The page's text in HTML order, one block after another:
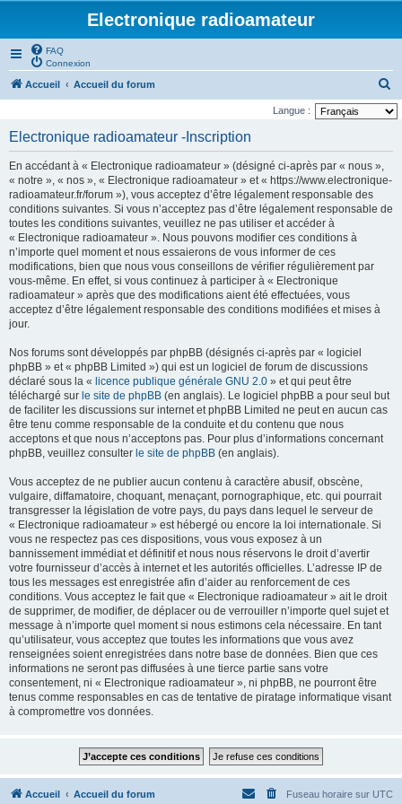
Electronique radioamateur
FAQ
Connexion
Accueil Accueil du forum
e
Langue :
Electronique radioamateur -Inscription
En accédant à « Electronique radioamateur » (désigné ci-après par « nous »,
« notre », « nos », « Electronique radioamateur » et « https://www.electronique-
radioamateur.fr/forum »), vous acceptez d’être légalement responsable des
conditions suivantes. Si vous n’acceptez pas d’être légalement responsable de
toutes les conditions suivantes, veuillez ne pas utiliser et accéder à
« Electronique radioamateur ». Nous pouvons modifier ces conditions à
n’importe quel moment et nous essaierons de vous informer de ces
modifications, bien que nous vous conseillons de vérifier régulièrement par
vous-même. En effet, si vous continuez à participer à « Electronique
radioamateur » après que des modifications aient été effectuées, vous
acceptez d’être légalement responsable des conditions modifiées et mises à
jour.
Nos forums sont développés par phpBB (désignés ci-après par « logiciel
phpBB » et « phpBB Limited ») qui est un logiciel de forum de discussions
déclaré sous la « licence publique générale GNU 2.0 » et qui peut être
téléchargé sur le site de phpBB (en anglais). Le logiciel phpBB a pour seul but
de faciliter les discussions sur internet et phpBB Limited ne peut en aucun cas
être tenu comme responsable de la conduite et du contenu que nous
acceptons et que nous n’acceptons pas. Pour plus d’informations concernant
phpBB, veuillez consulter le site de phpBB (en anglais).
Vous acceptez de ne publier aucun contenu à caractère abusif, obscène,
vulgaire, diffamatoire, choquant, menaçant, pornographique, etc. qui pourrait
transgresser la législation de votre pays, du pays dans lequel le serveur de
« Electronique radioamateur » est hébergé ou encore la loi internationale. Si
vous ne respectez pas ces dispositions, vous vous exposez à un
bannissement immédiat et définitif et nous nous réservons le droit d’avertir
votre fournisseur d’accès à internet et les autorités officielles. L’adresse IP de
tous les messages est enregistrée afin d’aider au renforcement de ces
conditions. Vous acceptez le fait que « Electronique radioamateur » ait le droit
de supprimer, de modifier, de déplacer ou de verrouiller n’importe quel sujet et
message à n’importe quel moment si nous estimons cela nécessaire. En tant
qu’utilisateur, vous acceptez que toutes les informations que vous avez
renseignées soient enregistrées dans notre base de données. Bien que ces
informations ne seront pas diffusées à une tierce partie sans votre
consentement, ni « Electronique radioamateur », ni phpBB, ne pourront être
tenus comme responsables en cas de tentative de piratage informatique visant
à compromettre vos données.
Accueil Accueil du forum Fuseau horaire sur UTC